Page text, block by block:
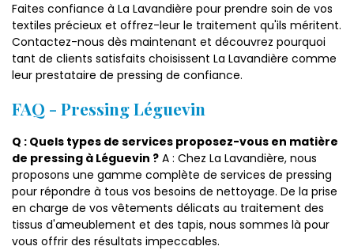
Faites confiance à La Lavandière pour prendre soin de vos
textiles précieux et offrez-leur le traitement qu'ils méritent.
Contactez-nous dès maintenant et découvrez pourquoi
tant de clients satisfaits choisissent La Lavandière comme
leur prestataire de pressing de confiance.
FAQ - Pressing Léguevin
Q : Quels types de services proposez-vous en matière
de pressing à Léguevin ? A : Chez La Lavandière, nous
proposons une gamme complète de services de pressing
pour répondre à tous vos besoins de nettoyage. De la prise
en charge de vos vêtements délicats au traitement des
tissus d'ameublement et des tapis, nous sommes là pour
vous offrir des résultats impeccables.